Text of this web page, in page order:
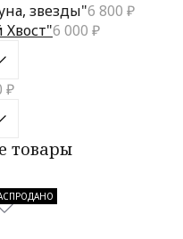
звезды"6 800 ₽
6 000 ₽
₽
товары